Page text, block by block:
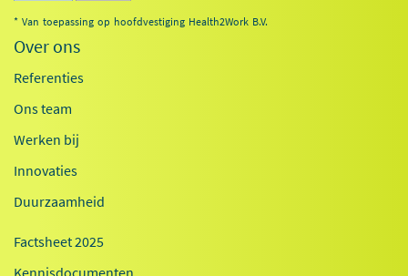
* Van toepassing op hoofdvestiging Health2Work B.V.
Over ons
Referenties
Ons team
Werken bij
Innovaties
Duurzaamheid
Factsheet 2025